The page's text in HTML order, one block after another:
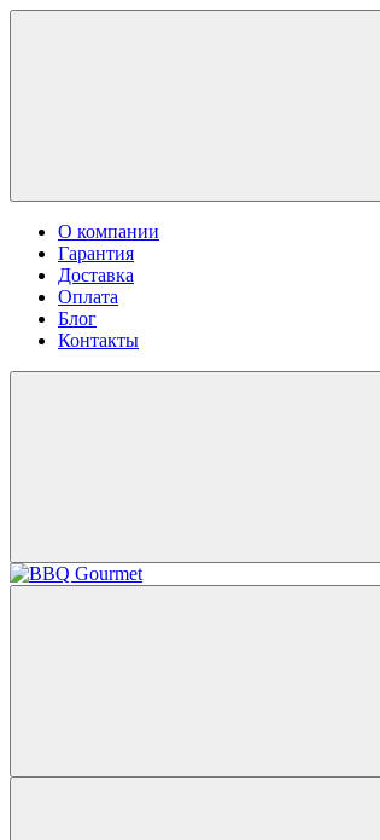
О компании
Гарантия
Доставка
Оплата
Блог
Контакты